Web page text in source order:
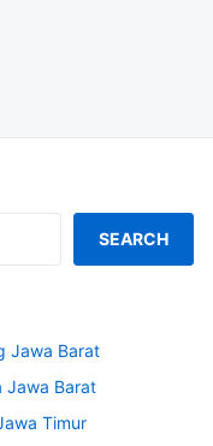
SEARCH
Jawa Barat
Jawa Barat
Timur